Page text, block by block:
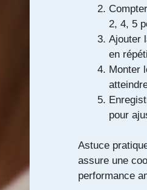
2, 4, 5
Ajouter
en
Monter
pour
Astuce
assure une
performance